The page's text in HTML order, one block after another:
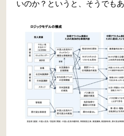
いのか？というと、そうでもあ